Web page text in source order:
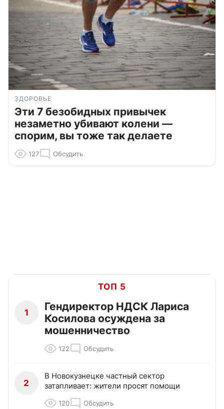
ЗДОРОВЬЕ
Эти 7 безобидных привычек
незаметно убивают колени —
спорим, вы тоже так делаете
127 Обсудить
ТОП 5
1
Гендиректор НДСК Лариса
Косилова осуждена за
мошенничество
122 Обсудить
2
В Новокузнецке частный сектор
затапливает: жители просят помощи
120 Обсудить